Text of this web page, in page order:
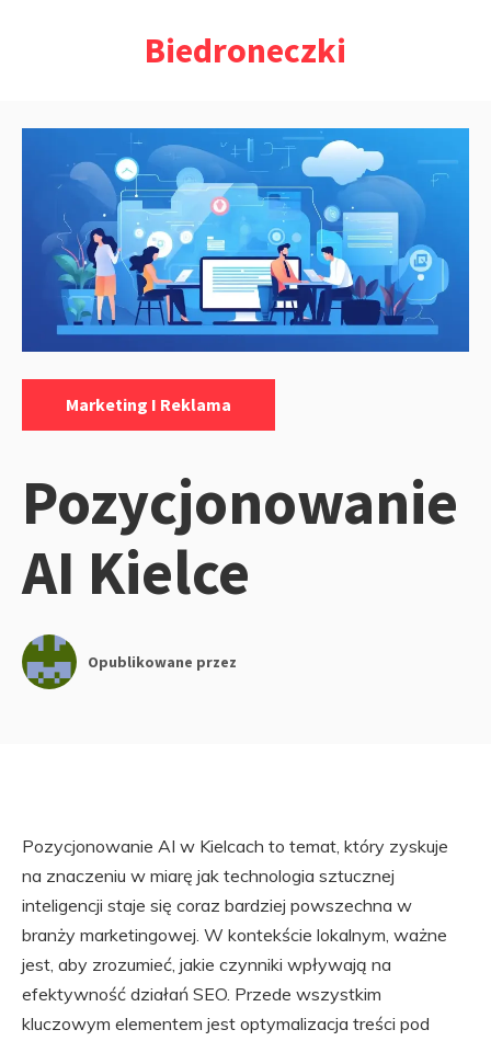
Biedroneczki
Marketing I Reklama
Pozycjonowanie
AI Kielce
Opublikowane przez
Pozycjonowanie AI w Kielcach to temat, który zyskuje
na znaczeniu w miarę jak technologia sztucznej
inteligencji staje się coraz bardziej powszechna w
branży marketingowej. W kontekście lokalnym, ważne
jest, aby zrozumieć, jakie czynniki wpływają na
efektywność działań SEO. Przede wszystkim
kluczowym elementem jest optymalizacja treści pod